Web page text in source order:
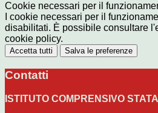
Cookie necessari per il
I cookie necessari per il
disabilitati. È possibile consultare
cookie policy.
Accetta tutti Salva le preferenze
Contatti
ISTITUTO COMPRENSIVO